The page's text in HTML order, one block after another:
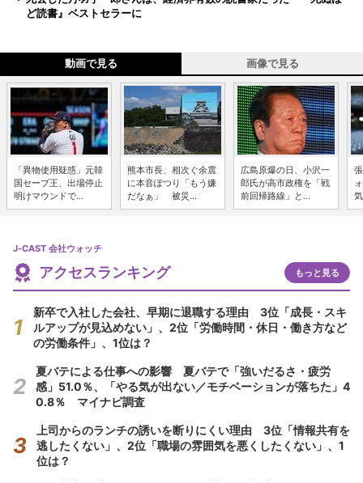
ど読書』ベストセラーに
動画で見る 画像で見る
「異物使用疑惑」元韓
国セーブ王、出場停止
明けマウンドで...
熊本市長、相次ぐ余震
に本音ぽつり「もう嫌
だなぁ」 被災...
広島原爆の日、小沢一
郎氏が高市政権を「戦
前回帰路線」と...
J-CAST 会社ウォッチ
アクセスランキング もっと見る
新卒で入社した会社、早期に退職する理由 3位「成長・スキ
ルアップが見込めない」、2位「労働時間・休日・働き方など
の労働条件」、1位は？
夏バテによる仕事への影響 夏バテで「強いだるさ・疲労
感」51.0％、「やる気が出ない／モチベーションが落ちた」4
0.8％ マイナビ調査
上司からのランチの誘いを断りにくい理由 3位「情報共有を
逃したくない」、2位「職場の雰囲気を悪くしたくない」、1
位は？